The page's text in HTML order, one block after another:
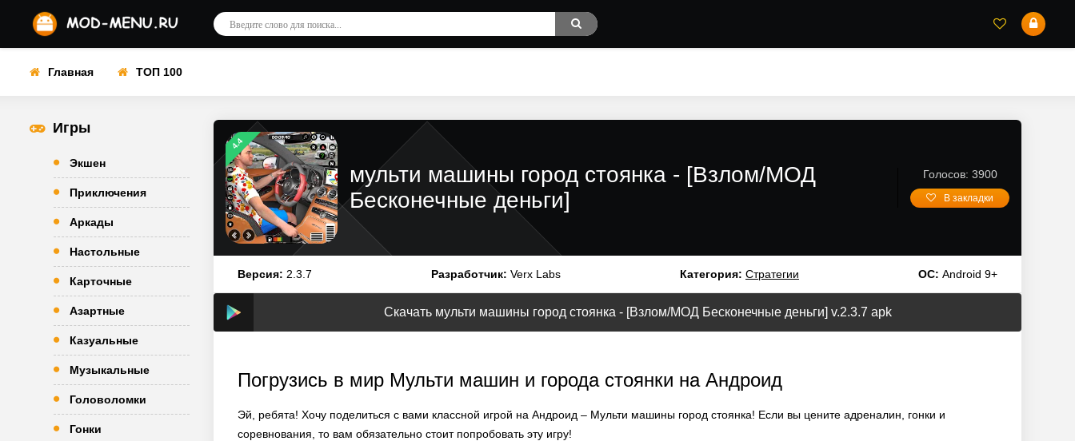
Главная ТОП 100
Игры
Экшен
Приключения
Аркады
Настольные
Карточные
Азартные
Казуальные
Музыкальные
Головоломки
Гонки
4.4
мульти машины город стоянка - [Взлом/МОД
Бесконечные деньги]
Голосов: 3900
В закладки
Версия: 2.3.7 Разработчик: Verx Labs Категория: Стратегии ОС: Android 9+
Скачать мульти машины город стоянка - [Взлом/МОД Бесконечные деньги] v.2.3.7 apk
Погрузись в мир Мульти машин и города стоянки на Андроид
Эй, ребята! Хочу поделиться с вами классной игрой на Андроид – Мульти машины город стоянка! Если вы цените адреналин, гонки и
соревнования, то вам обязательно стоит попробовать эту игру!